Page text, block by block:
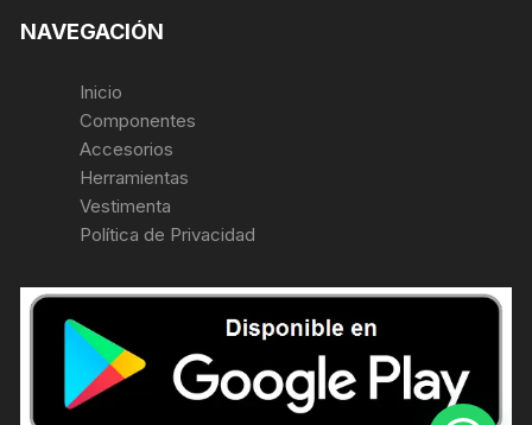
NAVEGACIÓN
Inicio
Componentes
Accesorios
Herramientas
Vestimenta
Política de Privacidad